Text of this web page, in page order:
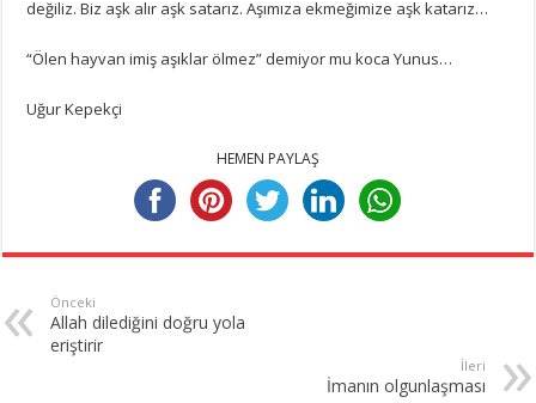
değiliz. Biz aşk alır aşk satarız. Aşımıza ekmeğimize aşk katarız…
“Ölen hayvan imiş aşıklar ölmez” demiyor mu koca Yunus…
Uğur Kepekçi
HEMEN PAYLAŞ
Önceki
Allah dilediğini doğru yola
eriştirir
İleri
İmanın olgunlaşması